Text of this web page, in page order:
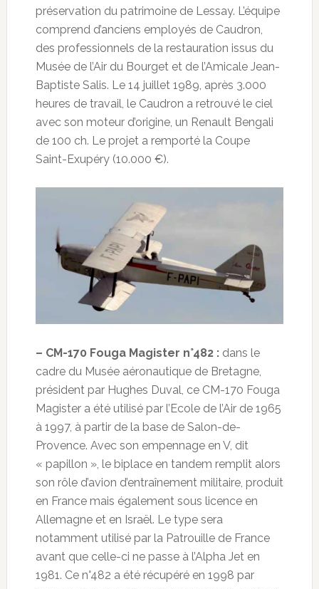
préservation du patrimoine de Lessay. L’équipe
comprend d’anciens employés de Caudron,
des professionnels de la restauration issus du
Musée de l’Air du Bourget et de l’Amicale Jean-
Baptiste Salis. Le 14 juillet 1989, après 3.000
heures de travail, le Caudron a retrouvé le ciel
avec son moteur d’origine, un Renault Bengali
de 100 ch. Le projet a remporté la Coupe
Saint-Exupéry (10.000 €).
– CM-170 Fouga Magister n°482 :dans le
cadre du Musée aéronautique de Bretagne,
président par Hughes Duval, ce CM-170 Fouga
Magister a été utilisé par l’Ecole de l’Air de 1965
à 1997, à partir de la base de Salon-de-
Provence. Avec son empennage en V, dit
« papillon », le biplace en tandem remplit alors
son rôle d’avion d’entraînement militaire, produit
en France mais également sous licence en
Allemagne et en Israël. Le type sera
notamment utilisé par la Patrouille de France
avant que celle-ci ne passe à l’Alpha Jet en
1981. Ce n°482 a été récupéré en 1998 par